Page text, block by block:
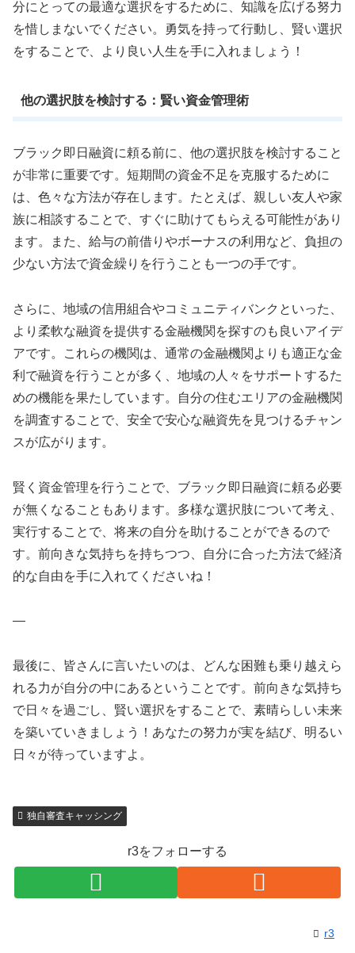
分にとっての最適な選択をするために、知識を広げる努力
を惜しまないでください。勇気を持って行動し、賢い選択
をすることで、より良い人生を手に入れましょう！
他の選択肢を検討する：賢い資金管理術
ブラック即日融資に頼る前に、他の選択肢を検討すること
が非常に重要です。短期間の資金不足を克服するために
は、色々な方法が存在します。たとえば、親しい友人や家
族に相談することで、すぐに助けてもらえる可能性があり
ます。また、給与の前借りやボーナスの利用など、負担の
少ない方法で資金繰りを行うことも一つの手です。
さらに、地域の信用組合やコミュニティバンクといった、
より柔軟な融資を提供する金融機関を探すのも良いアイデ
アです。これらの機関は、通常の金融機関よりも適正な金
利で融資を行うことが多く、地域の人々をサポートするた
めの機能を果たしています。自分の住むエリアの金融機関
を調査することで、安全で安心な融資先を見つけるチャン
スが広がります。
賢く資金管理を行うことで、ブラック即日融資に頼る必要
が無くなることもあります。多様な選択肢について考え、
実行することで、将来の自分を助けることができるので
す。前向きな気持ちを持ちつつ、自分に合った方法で経済
的な自由を手に入れてくださいね！
—
最後に、皆さんに言いたいのは、どんな困難も乗り越えら
れる力が自分の中にあるということです。前向きな気持ち
で日々を過ごし、賢い選択をすることで、素晴らしい未来
を築いていきましょう！あなたの努力が実を結び、明るい
日々が待っていますよ。
独自審査キャッシング
r3をフォローする
r3